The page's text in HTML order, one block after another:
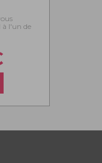
à l'un de